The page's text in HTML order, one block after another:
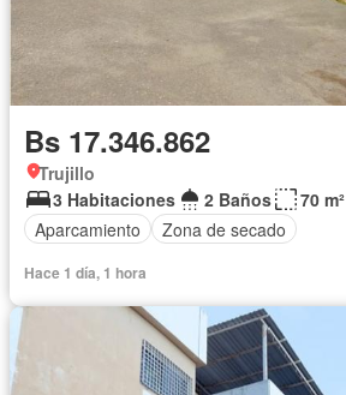
Bs 17.346.862
Trujillo
3 Habitaciones
2 Baños
70 m²
Aparcamiento
Zona de secado
Hace 1 día, 1 hora